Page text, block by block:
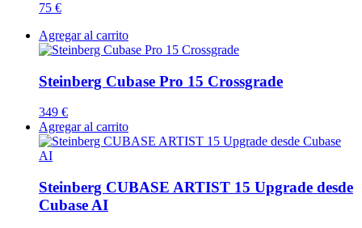
75 €
Agregar al carrito
Steinberg Cubase Pro 15 Crossgrade
349 €
Agregar al carrito
Steinberg CUBASE ARTIST 15 Upgrade desde
Cubase AI